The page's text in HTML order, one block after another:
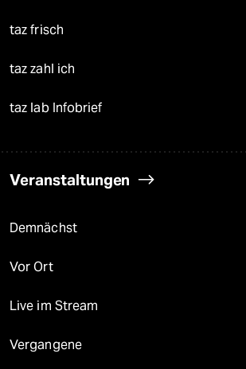
taz frisch
taz zahl ich
taz lab Infobrief
Veranstaltungen
Demnächst
Vor Ort
Live im Stream
Vergangene